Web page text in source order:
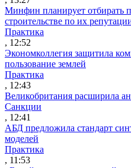
Минфин планирует отбирать
строительстве по их
Практика
, 12:52
Экономколлегия защитила
пользование землей
Практика
, 12:43
Великобритания расширила
Санкции
, 12:41
АБД предложила стандарт
моделей
Практика
, 11:53